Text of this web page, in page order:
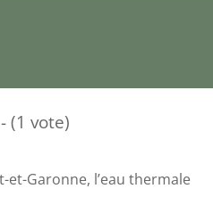
(1 vote)
et-Garonne, l’eau thermale